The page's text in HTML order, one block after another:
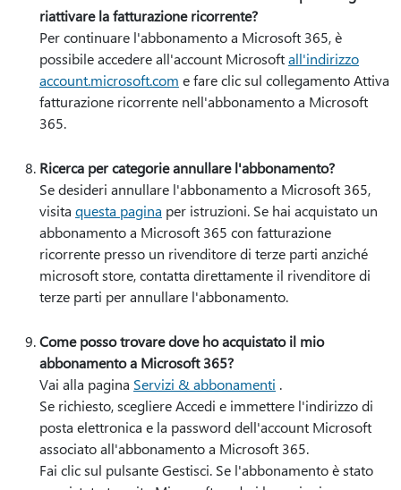
riattivare la fatturazione ricorrente?
Per continuare l'abbonamento a Microsoft 365, è
possibile accedere all'account Microsoftall'indirizzo
account.microsoft.com e fare clic sul collegamento Attiva
fatturazione ricorrente nell'abbonamento a Microsoft
365.
Ricerca per categorie annullare l'abbonamento?
Se desideri annullare l'abbonamento a Microsoft 365,
visita questa pagina per istruzioni. Se hai acquistato un
abbonamento a Microsoft 365 con fatturazione
ricorrente presso un rivenditore di terze parti anziché
microsoft store, contatta direttamente il rivenditore di
terze parti per annullare l'abbonamento.
Come posso trovare dove ho acquistato il mio
abbonamento a Microsoft 365?
Vai alla pagina Servizi & abbonamenti .
Se richiesto, scegliere Accedi e immettere l'indirizzo di
posta elettronica e la password dell'account Microsoft
associato all'abbonamento a Microsoft 365.
Fai clic sul pulsante Gestisci. Se l'abbonamento è stato